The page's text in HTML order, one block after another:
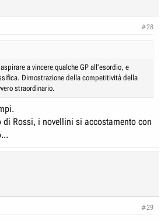
#28
a vincere qualche GP all'esordio, e
Dimostrazione della competitività della
straordinario.
Rossi, i novellini si accostamento con
#29